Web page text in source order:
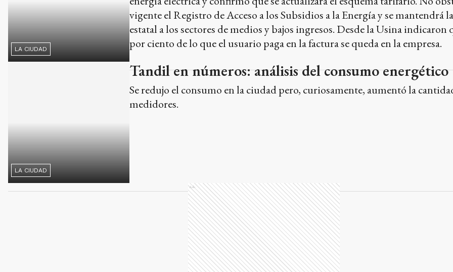
por ciento de lo que el usuario paga en la factura se queda en la empresa.
Tandil en números: análisis del consumo energético
Se redujo el consumo en la ciudad pero, curiosamente, aumentó la
medidores.